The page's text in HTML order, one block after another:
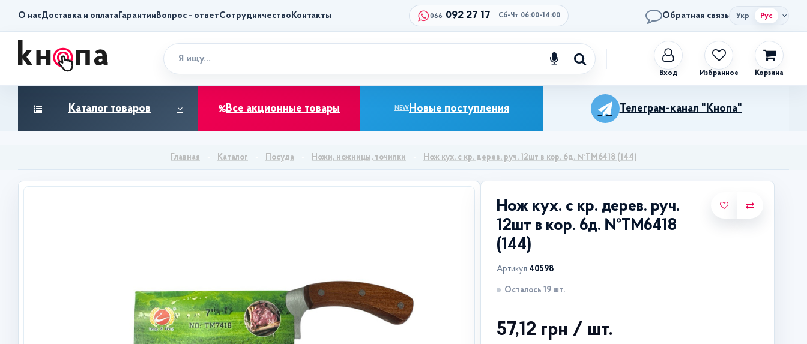
О насДоставка и оплата Гарантии Вопрос - ответСотрудничество Контакты 066 092 27 17 Сб-Чт 06:00-14:00 Обратная связь Укр Рус
Избранное Корзина
Каталог товаров Все акционные товары NEW Новые поступления Телеграм-канал "Кнопа"
Каталог Посуда Ножи, ножницы, точилки Нож кух. с кр. дерев. руч. 12шт в кор. 6д. №ТМ6418 (144)
Нож кух. с кр. дерев. руч.
12шт в кор. 6д. №ТМ6418
(144)
Артикул:40598
Осталось 19 шт.
57,12 грн / шт.